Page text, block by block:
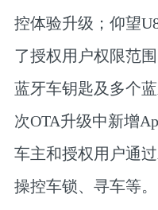
控体验升级；仰望
了授权用户权限范
蓝牙车钥匙及多个
次OTA升级中新增
车主和授权用户通
操控车锁、寻车等。